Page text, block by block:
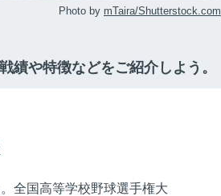
Photo by mTaira/Shutterstock.com
績や特徴などをご紹介しよう。
全国高等学校野球選手権大